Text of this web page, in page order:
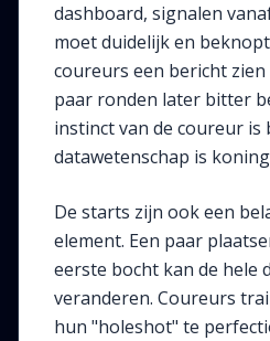
dashboard, signalen
moet duidelijk en
coureurs een bericht
paar ronden later bitter
instinct van de coureur is
datawetenschap is
De starts zijn ook een
element. Een paar
eerste bocht kan de hele
veranderen. Coureurs
hun "holeshot" te